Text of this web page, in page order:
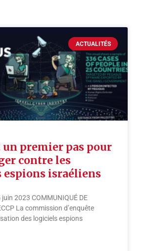
ACTUALITÉS
un premier pas pour
contre les
israéliens
juin 2023 COMMUNIQUÉ DE
La commission d’enquête
des logiciels espions